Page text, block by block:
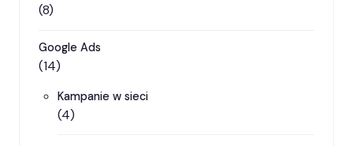
(8)
Google Ads
(14)
Kampanie w sieci
(4)